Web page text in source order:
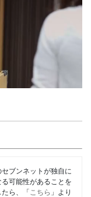
ブンネットが独自に
可能性があることを
ら、「 こちら 」より